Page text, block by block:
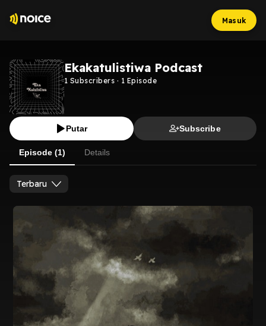
Masuk
Ekakatulistiwa Podcast
1 Subscribers · 1 Episode
Putar Subscribe
Episode (1) Details
Terbaru